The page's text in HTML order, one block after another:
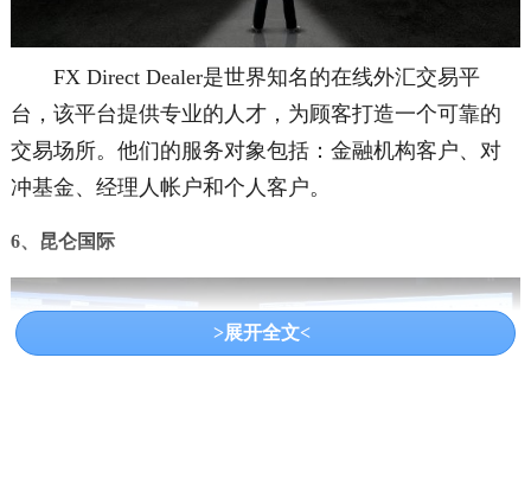
FX Direct Dealer是世界知名的在线外汇交易平
台，该平台提供专业的人才，为顾客打造一个可靠的
交易场所。他们的服务对象包括：金融机构客户、对
冲基金、经理人帐户和个人客户。
6、昆仑国际
>展开全文<